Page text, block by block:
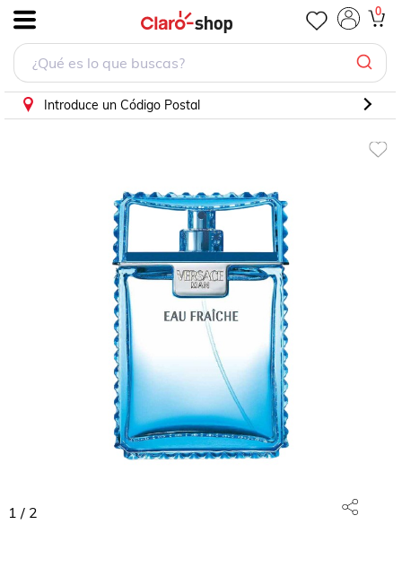
0
Introduce un Código Postal
1 / 2
Perfume Eau Fraîche De Versace Eau De Toilette 100 Ml